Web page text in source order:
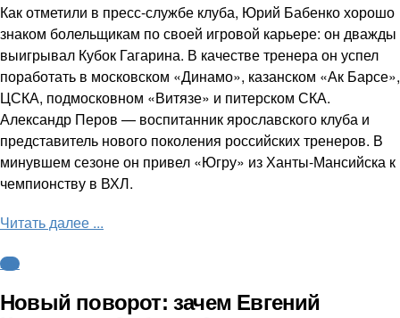
Как отметили в пресс-службе клуба, Юрий Бабенко хорошо
знаком болельщикам по своей игровой карьере: он дважды
выигрывал Кубок Гагарина. В качестве тренера он успел
поработать в московском «Динамо», казанском «Ак Барсе»,
ЦСКА, подмосковном «Витязе» и питерском СКА.
Александр Перов — воспитанник ярославского клуба и
представитель нового поколения российских тренеров. В
минувшем сезоне он привел «Югру» из Ханты-Мансийска к
чемпионству в ВХЛ.
Читать далее ...
КХЛ
Новый поворот: зачем Евгений